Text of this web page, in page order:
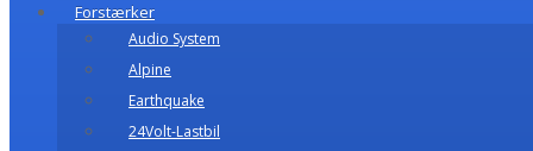
Forstærker
Audio System
Alpine
Earthquake
24Volt-Lastbil